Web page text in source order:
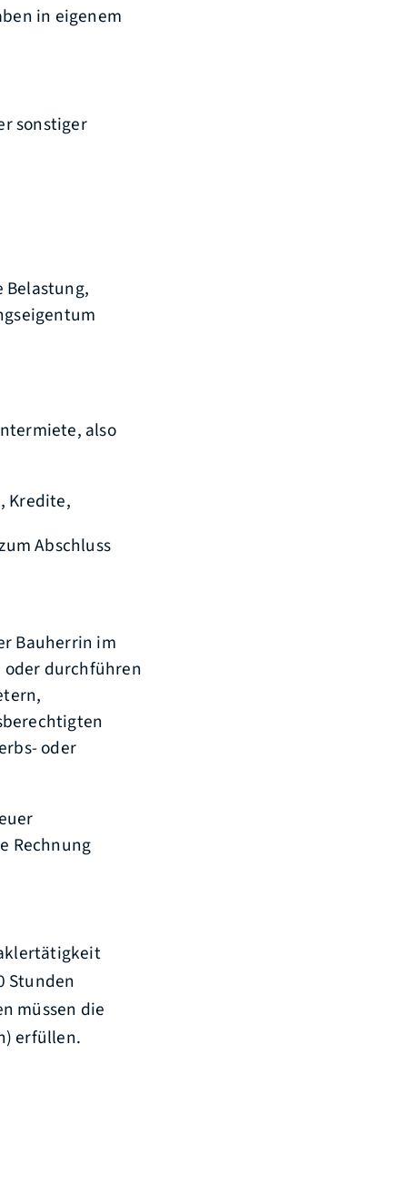
in eigenem
sonstiger
Belastung,
also
Kredite,
Abschluss
Bauherrin im
oder durchführen
oder
Rechnung
Stunden
müssen die
erfüllen.